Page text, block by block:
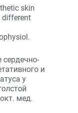
skin
different
сердечно-
и
у
мед.